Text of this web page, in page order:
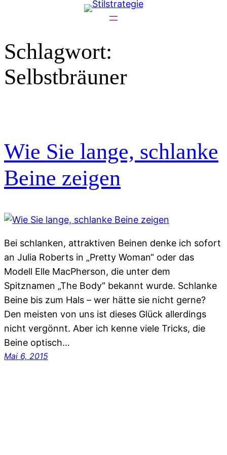
Schlagwort:
Selbstbräuner
Wie Sie lange, schlanke
Beine zeigen
Bei schlanken, attraktiven Beinen denke ich sofort
an Julia Roberts in „Pretty Woman“ oder das
Modell Elle MacPherson, die unter dem
Spitznamen „The Body“ bekannt wurde. Schlanke
Beine bis zum Hals – wer hätte sie nicht gerne?
Den meisten von uns ist dieses Glück allerdings
nicht vergönnt. Aber ich kenne viele Tricks, die
Beine optisch…
Mai 6, 2015